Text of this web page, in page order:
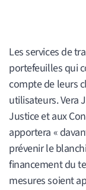
Les services de
portefeuilles qui
compte de leurs
utilisateurs. Vera
Justice et aux
apportera «
prévenir le
financement du
mesures soient